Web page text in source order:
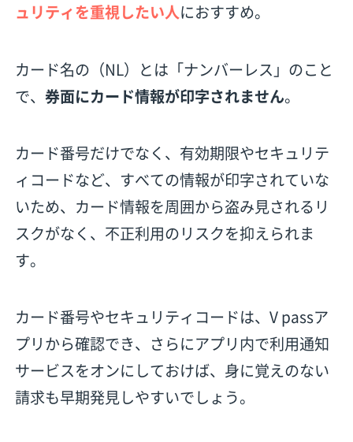
ュリティを重視したい人におすすめ。
カード名の（NL）とは「ナンバーレス」のこと
で、券面にカード情報が印字されません。
カード番号だけでなく、有効期限やセキュリテ
ィコードなど、すべての情報が印字されていな
いため、カード情報を周囲から盗み見されるリ
スクがなく、不正利用のリスクを抑えられま
す。
カード番号やセキュリティコードは、V passア
プリから確認でき、さらにアプリ内で利用通知
サービスをオンにしておけば、身に覚えのない
請求も早期発見しやすいでしょう。